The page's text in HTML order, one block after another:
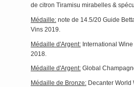
de citron Tiramisu mirabelles &
Médaille:note de 14.5/20 Guide
Vins 2019.
Médaille d'Argent:International Wine
2018.
Médaille d'Argent:Global
Médaille de Bronze:Decanter World